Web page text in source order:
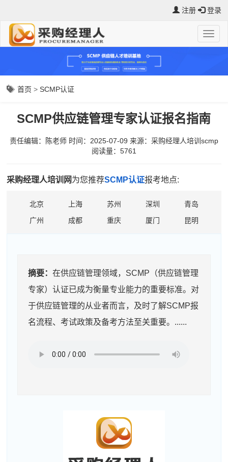
注册 登录
首页 >SCMP认证
SCMP供应链管理专家认证报名指南
责任编辑：陈老师 时间：2025-07-09 来源： 采购经理人培训scmp
阅读量：5761
采购经理人培训网为您推荐SCMP认证报考地点:
北京 上海 苏州 深圳
青岛
广州
成都 重庆 厦门 昆明
摘要：在供应链管理领域，SCMP（供应链管理
专家）认证已成为衡量专业能力的重要标准。对
于供应链管理的从业者而言，及时了解SCMP报
名流程、考试政策及备考方法至关重要。......